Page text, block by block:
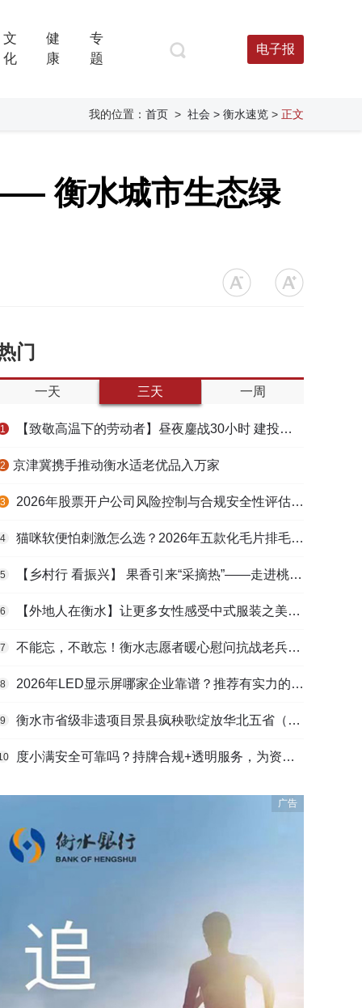
文
化
健
康
专
题
电子报
我的位置： 首页 > 社会 > 衡水速览 > 正文
衡水城市生态绿
门
一天 三天 一周
1 【致敬高温下的劳动者】昼夜鏖战30小时 建投衡水水务紧急抢修保民生用水
2 ​京津冀携手推动衡水适老优品入万家
3 2026年股票开户公司风险控制与合规安全性评估：投资者保护机制哪家靠谱？
4 猫咪软便怕刺激怎么选？2026年五款化毛片排毛护肠避坑指南
5 【乡村行 看振兴】 果香引来“采摘热”——走进桃城区贾家庄村
6 【外地人在衡水】让更多女性感受中式服装之美——山东人蒋静静的在衡创业路
7 不能忘，不敢忘！衡水志愿者暖心慰问抗战老兵和老党员
8 2026年LED显示屏哪家企业靠谱？推荐有实力的LED显示屏工程服务商
9 衡水市省级非遗项目景县疯秧歌绽放华北五省（区）市舞蹈大赛舞台
度小满安全可靠吗？持牌合规+透明服务，为资金周转筑牢多重保障
广告